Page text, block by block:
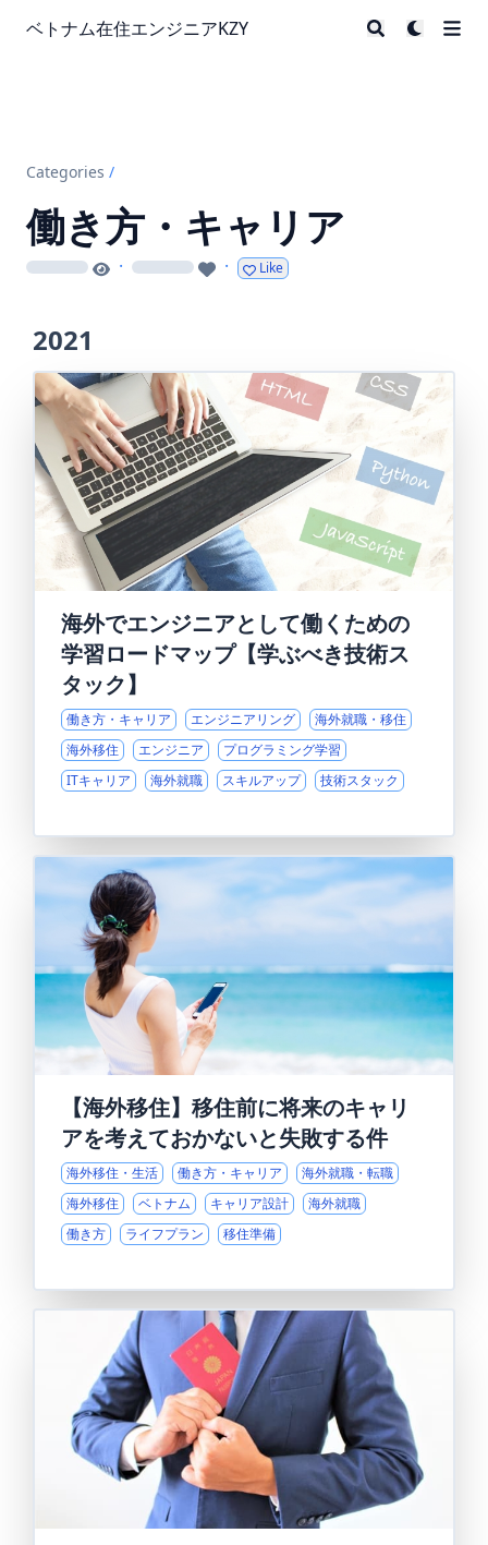
ベトナム在住エンジニアKZY
Categories /
働き方・キャリア
loading · loading · Like
2021
海外でエンジニアとして働くための
学習ロードマップ【学ぶべき技術ス
タック】
働き方・キャリア エンジニアリング
海外就職・移住
海外移住
エンジニア
プログラミング学習
ITキャリア
海外就職 スキルアップ 技術スタック
【海外移住】移住前に将来のキャリ
アを考えておかないと失敗する件
海外移住・生活 働き方・キャリア
海外就職・転職
海外移住
ベトナム キャリア設計
海外就職
働き方
ライフプラン 移住準備